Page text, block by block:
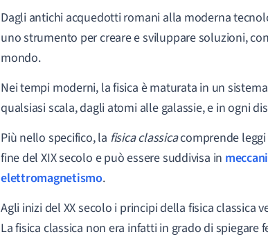
Dagli antichi acquedotti romani alla moderna
uno strumento per creare e sviluppare soluzioni,
mondo.
Nei tempi moderni, la fisica è maturata in un
qualsiasi scala, dagli atomi alle galassie, e in ogni
Più nello specifico, la fisica classicacomprende leggi
fine del XIX secolo e può essere suddivisa in
elettromagnetismo.
Agli inizi del XX secolo i principi della fisica classica
La fisica classica non era infatti in grado di spiegare